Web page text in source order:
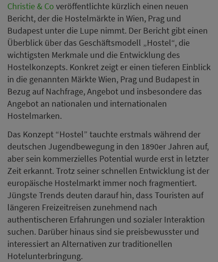
Christie & Co veröffentlichte kürzlich einen neuen
Bericht, der die Hostelmärkte in Wien, Prag und
Budapest unter die Lupe nimmt. Der Bericht gibt einen
Überblick über das Geschäftsmodell „Hostel“, die
wichtigsten Merkmale und die Entwicklung des
Hostelkonzepts. Konkret zeigt er einen tieferen Einblick
in die genannten Märkte Wien, Prag und Budapest in
Bezug auf Nachfrage, Angebot und insbesondere das
Angebot an nationalen und internationalen
Hostelmarken.
Das Konzept “Hostel” tauchte erstmals während der
deutschen Jugendbewegung in den 1890er Jahren auf,
aber sein kommerzielles Potential wurde erst in letzter
Zeit erkannt. Trotz seiner schnellen Entwicklung ist der
europäische Hostelmarkt immer noch fragmentiert.
Jüngste Trends deuten darauf hin, dass Touristen auf
längeren Freizeitreisen zunehmend nach
authentischeren Erfahrungen und sozialer Interaktion
suchen. Darüber hinaus sind sie preisbewusster und
interessiert an Alternativen zur traditionellen
Hotelunterbringung.